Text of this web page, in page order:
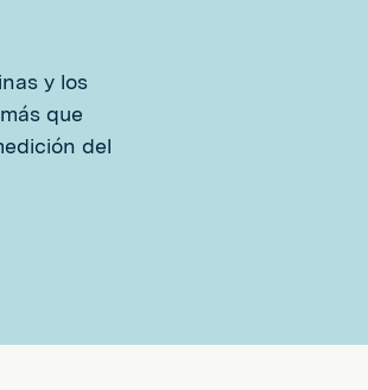
y los
que
del